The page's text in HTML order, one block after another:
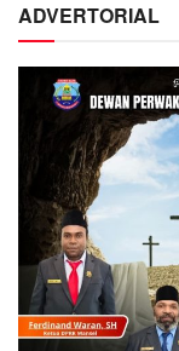
ADVERTORIAL